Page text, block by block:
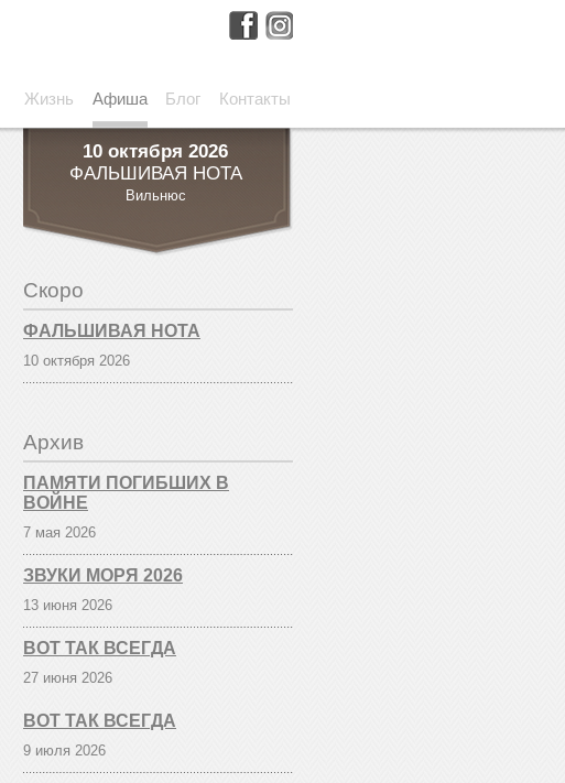
Жизнь Афиша Блог Контакты
10 октября 2026
ФАЛЬШИВАЯ НОТА
Вильнюс
Скоро
ФАЛЬШИВАЯ НОТА
10 октября 2026
Архив
ПАМЯТИ ПОГИБШИХ В
ВОЙНЕ
7 мая 2026
ЗВУКИ МОРЯ 2026
13 июня 2026
ВОТ ТАК ВСЕГДА
27 июня 2026
ВОТ ТАК ВСЕГДА
9 июля 2026